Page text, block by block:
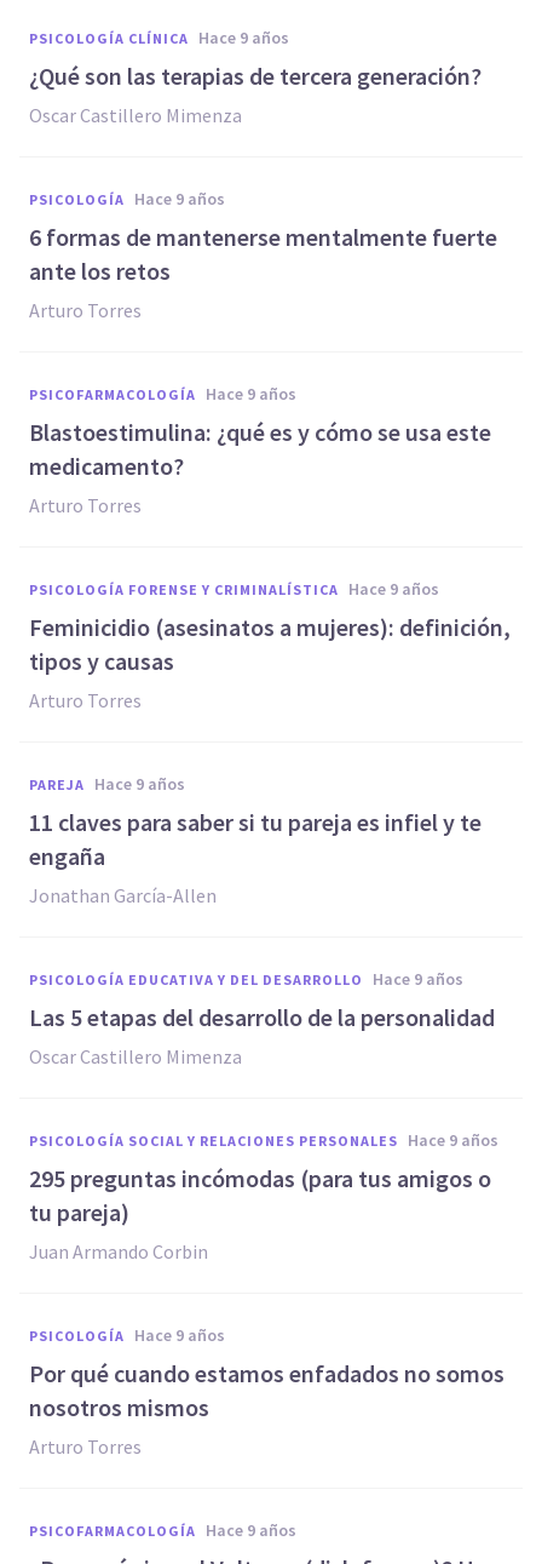
PSICOLOGÍA CLÍNICA hace 9 años
¿Qué son las terapias de tercera generación?
Oscar Castillero Mimenza
PSICOLOGÍA hace 9 años
​6 formas de mantenerse mentalmente fuerte
ante los retos
Arturo Torres
PSICOFARMACOLOGÍA hace 9 años
Blastoestimulina: ¿qué es y cómo se usa este
medicamento?
Arturo Torres
PSICOLOGÍA FORENSE Y CRIMINALÍSTICA hace 9 años
Feminicidio (asesinatos a mujeres): definición,
tipos y causas
Arturo Torres
PAREJA hace 9 años
11 claves para saber si tu pareja es infiel y te
engaña
Jonathan García-Allen
PSICOLOGÍA EDUCATIVA Y DEL DESARROLLO hace 9 años
Las 5 etapas del desarrollo de la personalidad
Oscar Castillero Mimenza
PSICOLOGÍA SOCIAL Y RELACIONES PERSONALES hace 9 años
295 preguntas incómodas (para tus amigos o
tu pareja)
Juan Armando Corbin
PSICOLOGÍA hace 9 años
​Por qué cuando estamos enfadados no somos
nosotros mismos
Arturo Torres
PSICOFARMACOLOGÍA hace 9 años